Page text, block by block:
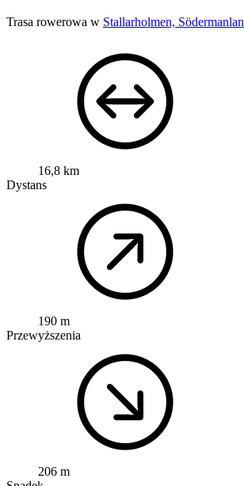
Trasa rowerowa w Stallarholmen,
16,8 km
Dystans
190 m
Przewyższenia
206 m